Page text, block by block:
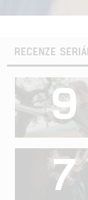
RECENZE
9
7